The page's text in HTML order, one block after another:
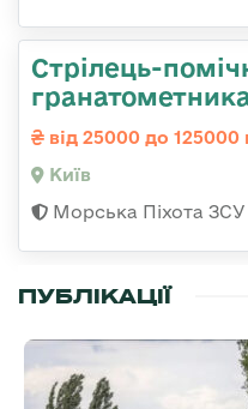
Стрілець-
від 25000 до 125000
Київ
Морська Піхота ЗСУ
ПУБЛІКАЦІЇ